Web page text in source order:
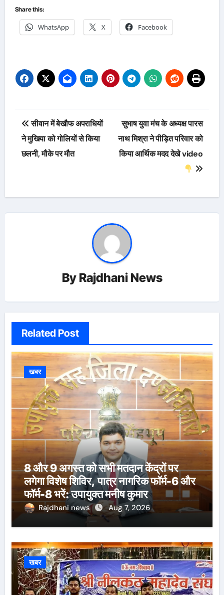
Share this:
WhatsApp X Facebook
Post
navigation
सीवान में बेखौफ अपराधियों
ने मुखिया को गोलियों से किया
छलनी, मौके पर मौत
सुभाष युवा मंच के अध्यक्ष पारस
नाथ मिश्रा ने पीड़ित परिवार को
किया आर्थिक मदद देखे video
By Rajdhani News
Related Post
खबर
8 और 9 अगस्त को सभी मतदान केंद्रों पर
लगेगा विशेष शिविर, पात्र नागरिक फॉर्म-6 और
फॉर्म-8 भरें: उपायुक्त मनीष कुमार
Rajdhani news Aug 7, 2026
खबर